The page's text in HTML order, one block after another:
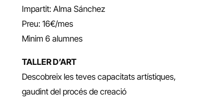
Impartit: Alma Sánchez
Preu: 16€/mes
Mìnim 6 alumnes
TALLER D’ART
Descobreix les teves capacitats artístiques,
gaudint del procés de creació